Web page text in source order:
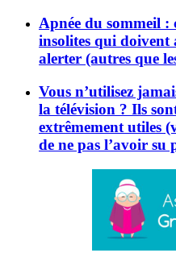
Apnée du sommeil :
insolites qui doivent
alerter (autres que
Vous n’utilisez
la télévision ? Ils
extrêmement utiles
de ne pas l’avoir su